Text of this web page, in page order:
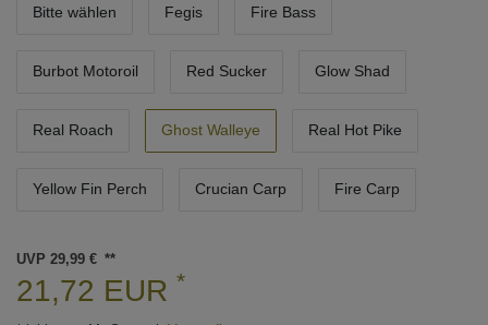
Bitte wählen Fegis Fire Bass
Burbot Motoroil Red Sucker Glow Shad
Real Roach Ghost Walleye Real Hot Pike
Yellow Fin Perch Crucian Carp Fire Carp
UVP 29,99 €
21,72 EUR *